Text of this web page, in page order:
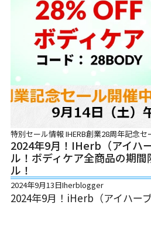
特別セール情報IHERB創業28周年記念セ
2024年9月！iHerb（アイハ
ル！ボディケア全商品の期
ル！
2024年9月13日Iherblogger
2024年9月！iHerb（アイハー